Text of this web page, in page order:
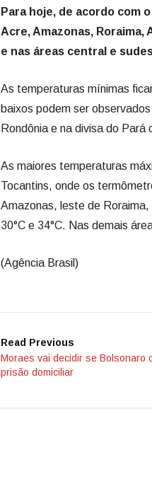
Para hoje, de acordo com
Acre, Amazonas,
e nas áreas central e
As temperaturas mínimas
baixos podem ser
Rondônia e na divisa do
As maiores temperaturas
Tocantins, onde os
Amazonas, leste de
30°C e 34°C. Nas demais
(Agência Brasil)
Read Previous
Moraes vai decidir se Bolsonaro
prisão domiciliar